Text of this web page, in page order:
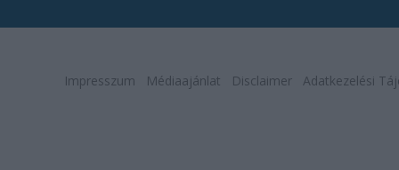
Impresszum Médiaajánlat Disclaimer Adatkezelési